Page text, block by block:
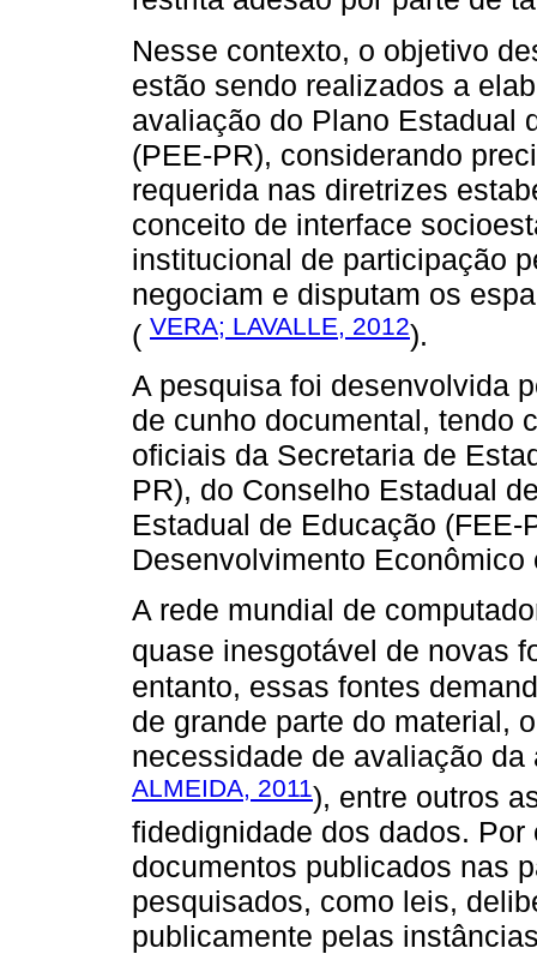
Nesse contexto, o objetivo
estão sendo realizados a
avaliação do Plano Estadual
(PEE-PR), considerando
requerida nas diretrizes
conceito de interface
institucional de participação
negociam e disputam os
( VERA; LAVALLE, 2012).
A pesquisa foi desenvolvida
de cunho documental, tendo
oficiais da Secretaria de
PR), do Conselho Estadual
Estadual de Educação
Desenvolvimento Econômico
A rede mundial de
quase inesgotável de novas
entanto, essas fontes
de grande parte do material,
necessidade de avaliação
ALMEIDA, 2011), entre outros
fidedignidade dos dados.
documentos publicados nas
pesquisados, como leis,
publicamente pelas